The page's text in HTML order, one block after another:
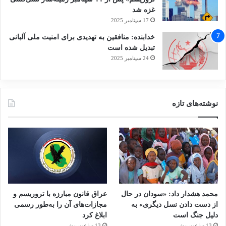
غزه شد
17 سپتامبر 2025
خدابنده: منافقین به تهدیدی برای امنیت ملی آلبانی
تبدیل شده است
24 سپتامبر 2025
نوشته‌های تازه
محمد هشدار داد: «سودان در حال
از دست دادن نسل دیگری» به
دلیل جنگ است
عراق قانون مبارزه با تروریسم و
مجازات‌های آن را به‌طور رسمی
ابلاغ کرد